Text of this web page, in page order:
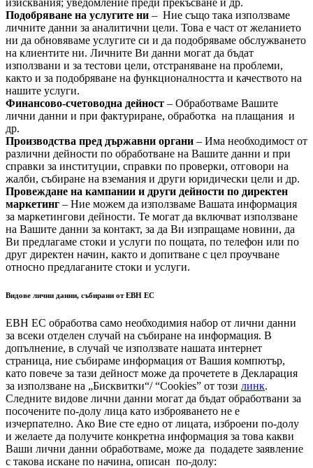
Подобряване на услугите ни – Ние също така използваме
личните данни за аналитични цели. Това е част от желанието
ни да обновяваме услугите си и да подобряваме обслужването
на клиентите ни. Личните Ви данни могат да бъдат
използвани и за тестови цели, отстраняване на проблеми,
както и за подобряване на функционалността и качеството на
нашите услуги.
Финансово-счетоводна дейност – Обработваме Вашите
лични данни и при фактуриране, обработка на плащания и
др.
Производства пред държавни органи – Има необходимост от
различни дейности по обработване на Вашите данни и при
справки за институции, справки по проверки, отговори на
жалби, събиране на вземания и други юридически цели и др.
Провеждане на кампании и други дейности по директен
маркетинг – Ние можем да използваме Вашата информация
за маркетингови дейности. Те могат да включват използване
на Вашите данни за контакт, за да Ви изпращаме новини, да
Ви предлагаме стоки и услуги по пощата, по телефон или по
друг директен начин, както и допитване с цел проучване
относно предлаганите стоки и услуги.
Видове лични данни, събирани от ЕВН ЕС
ЕВН ЕС обработва само необходимия набор от лични данни
за всеки отделен случай на събиране на информация. В
допълнение, в случай че използвате нашата интернет
страница, ние събираме информация от Вашия компютър,
като повече за тази дейност може да прочетете в Декларация
за използване на „Бисквитки“/ “Cookies” от този линк.
Следните видове лични данни могат да бъдат обработвани за
посочените по-долу лица като изброяването не е
изчерпателно. Ако Вие сте едно от лицата, изброени по-долу
и желаетe да получите конкретна информация за това какви
Ваши лични данни обработваме, може да подадете заявление
с такова искане по начина, описан по-долу: